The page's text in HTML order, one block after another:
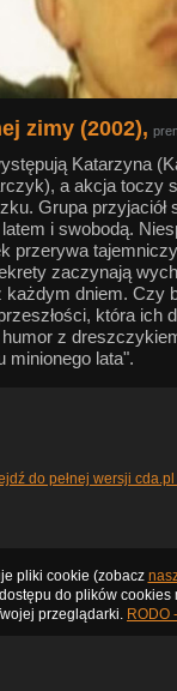
zimy (2002),
Katarzyna
a akcja toczy
Grupa przyjaciół
i swobodą.
przerywa
zaczynają
każdym dniem. Czy
która ich
z
minionego lata".
do pełnej wersji cda.pl
pliki cookie (zobacz
do plików cookies
przeglądarki. RODO